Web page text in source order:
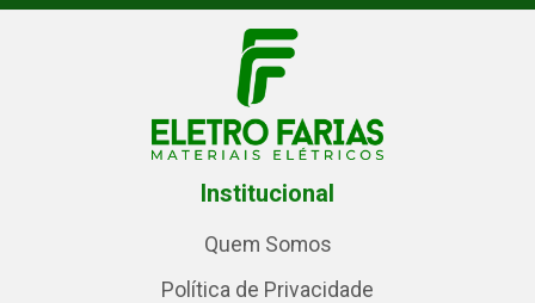
Institucional
Quem Somos
Política de Privacidade